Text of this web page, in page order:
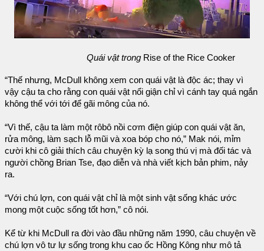
Quái vật trong Rise of the Rice Cooker
“Thế nhưng, McDull không xem con quái vật là độc ác; thay vì
vậy cậu ta cho rằng con quái vật nổi giận chỉ vì cánh tay quá ngắn
không thể với tới để gãi mông của nó.
“Vì thế, cậu ta làm một rôbô nồi cơm điện giúp con quái vật ăn,
rửa mông, làm sạch lỗ mũi và xoa bóp cho nó,” Mak nói, mỉm
cười khi cô giải thích câu chuyện kỳ lạ song thú vị mà đối tác và
người chồng Brian Tse, đạo diễn và nhà viết kịch bản phim, nảy
ra.
“Với chú lợn, con quái vật chỉ là một sinh vật sống khác ước
mong một cuộc sống tốt hơn,” cô nói.
Kể từ khi McDull ra đời vào đầu những năm 1990, câu chuyện về
chú lợn vô tư lự sống trong khu cao ốc Hồng Kông như mô tả